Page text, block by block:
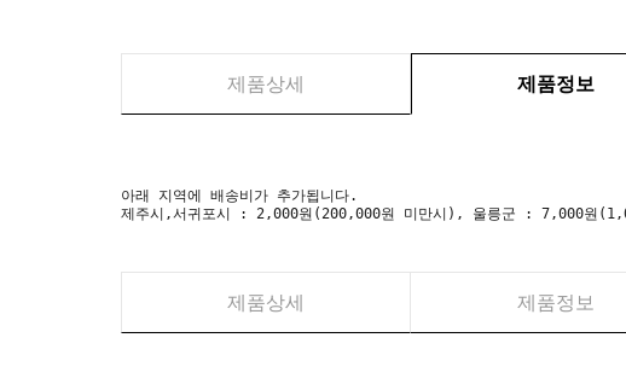
제품상세 제품정보
아래 지역에 배송비가 추가됩니다.
제주시,서귀포시 : 2,000원(200,000원 미만시), 울릉군 : 7,000원
제품상세 제품정보